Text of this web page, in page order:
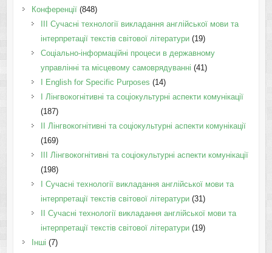
Конференції(848)
III Сучасні технології викладання англійської мови та
інтерпретації текстів світової літератури(19)
Соціально-інформаційні процеси в державному
управлінні та місцевому самоврядуванні (41)
І English for Specific Purposes (14)
I Лінгвокогнітивні та соціокультурні аспекти комунікації
(187)
IІ Лінгвокогнітивні та соціокультурні аспекти комунікації
(169)
IІI Лінгвокогнітивні та соціокультурні аспекти комунікації
(198)
I Cучасні технології викладання англійської мови та
інтерпретації текстів світової літератури(31)
II Cучасні технології викладання англійської мови та
інтерпретації текстів світової літератури(19)
Інші (7)